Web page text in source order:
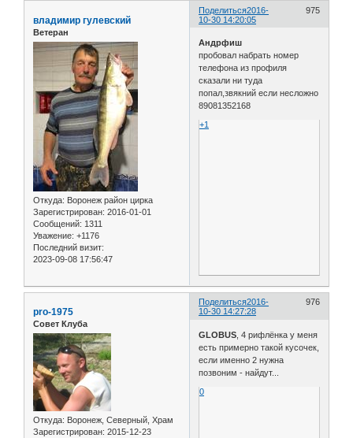
Поделиться 975
2016-
10-30 14:20:05
владимир гулевский
Ветеран
Откуда: Воронеж район цирка
Зарегистрирован: 2016-01-01
Сообщений: 1311
Уважение: +1176
Последний визит:
2023-09-08 17:56:47
Андрфиш
пробовал набрать номер
телефона из профиля
сказали ни туда
попал,звякний если несложно
89081352168
+1
Поделиться 976
2016-
10-30 14:27:28
pro-1975
Совет Клуба
Откуда: Воронеж, Северный, Храм
Зарегистрирован: 2015-12-23
GLOBUS , 4 рифлёнка у меня
есть примерно такой кусочек,
если именно 2 нужна
позвоним - найдут...
0